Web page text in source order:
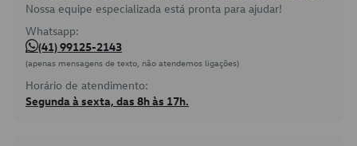
Nossa equipe especializada está pronta para ajudar!
Whatsapp:
(41) 99125-2143
(apenas mensagens de texto, não atendemos ligações)
Horário de atendimento:
Segunda à sexta, das 8h às 17h.